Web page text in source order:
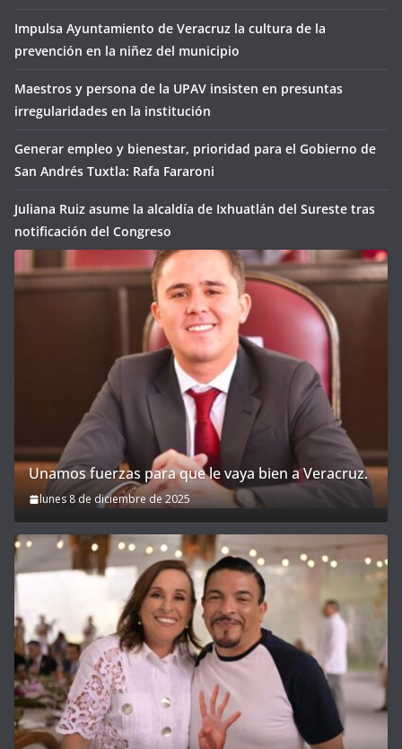
Impulsa Ayuntamiento de Veracruz la cultura de la
prevención en la niñez del municipio
Maestros y persona de la UPAV insisten en presuntas
irregularidades en la institución
Generar empleo y bienestar, prioridad para el Gobierno de
San Andrés Tuxtla: Rafa Fararoni
Juliana Ruiz asume la alcaldía de Ixhuatlán del Sureste tras
notificación del Congreso
Unamos fuerzas para que le vaya bien a Veracruz.
lunes 8 de diciembre de 2025